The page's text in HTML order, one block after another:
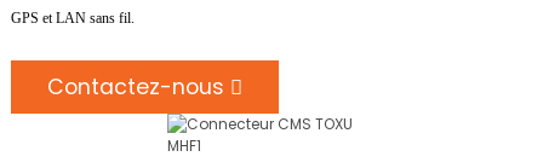
GPS et LAN sans fil.
Contactez-nous